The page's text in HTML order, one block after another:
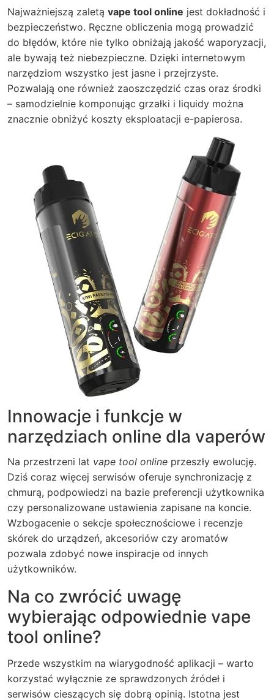
Najważniejszą zaletą vape tool online jest dokładność i
bezpieczeństwo. Ręczne obliczenia mogą prowadzić
do błędów, które nie tylko obniżają jakość waporyzacji,
ale bywają też niebezpieczne. Dzięki internetowym
narzędziom wszystko jest jasne i przejrzyste.
Pozwalają one również zaoszczędzić czas oraz środki
– samodzielnie komponując grzałki i liquidy można
znacznie obniżyć koszty eksploatacji e-papierosa.
Innowacje i funkcje w
narzędziach online dla vaperów
Na przestrzeni lat vape tool online przeszły ewolucję.
Dziś coraz więcej serwisów oferuje synchronizację z
chmurą, podpowiedzi na bazie preferencji użytkownika
czy personalizowane ustawienia zapisane na koncie.
Wzbogacenie o sekcje społecznościowe i recenzje
skórek do urządzeń, akcesoriów czy aromatów
pozwala zdobyć nowe inspiracje od innych
użytkowników.
Na co zwrócić uwagę
wybierając odpowiednie vape
tool online?
Przede wszystkim na wiarygodność aplikacji – warto
korzystać wyłącznie ze sprawdzonych źródeł i
serwisów cieszących się dobrą opinią. Istotna jest